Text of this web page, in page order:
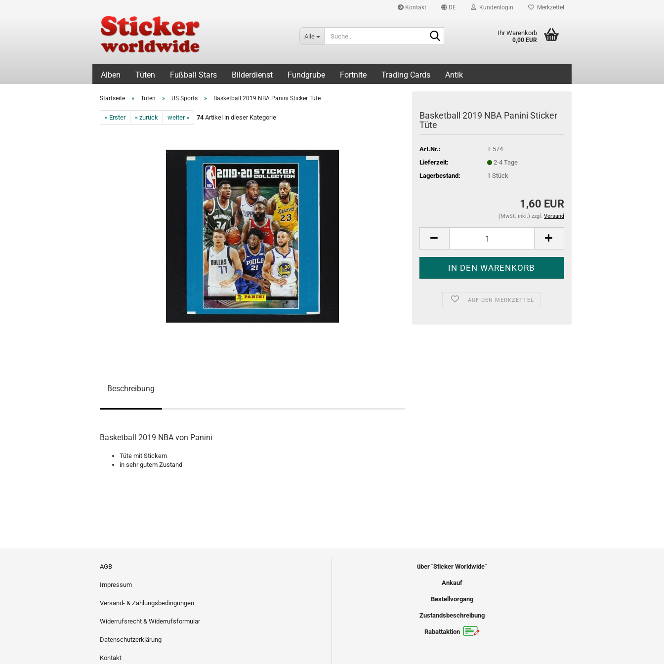
Kontakt DE Kundenlogin Merkzettel
Alle Ihr Warenkorb
0,00 EUR
Alben Tüten Fußball Stars Bilderdienst Fundgrube Fortnite Trading Cards Antik
Startseite » Tüten » US Sports » Basketball 2019 NBA Panini Sticker Tüte
« Erster « zurück weiter » 74Artikel in dieser Kategorie
Basketball 2019 NBA Panini Sticker
Tüte
Art.Nr.:
T 574
Lieferzeit:
2-4 Tage
Lagerbestand:
1 Stück
1,60 EUR
(MwSt. inkl.) zzgl. Versand
AUF DEN MERKZETTEL
Beschreibung
Basketball 2019 NBA von Panini
Tüte mit Stickern
in sehr gutem Zustand
AGB
Impressum
Versand- & Zahlungsbedingungen
Widerrufsrecht & Widerrufsformular
Datenschutzerklärung
Kontakt
über "Sticker Worldwide"
Ankauf
Bestellvorgang
Zustandsbeschreibung
Rabattaktion